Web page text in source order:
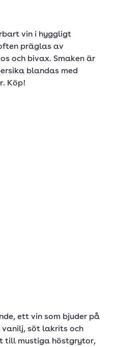
vin i hyggligt
präglas av
och bivax. Smaken är
blandas med
Köp!
ett vin som bjuder på
söt lakrits och
till mustiga höstgrytor,